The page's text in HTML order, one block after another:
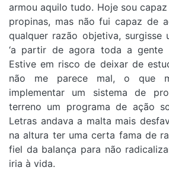
armou aquilo tudo. Hoje sou
propinas, mas não fui capaz de
qualquer razão objetiva, surgisse
‘a partir de agora toda a gente
Estive em risco de deixar de
não me parece mal, o que
implementar um sistema de
terreno um programa de ação
Letras andava a malta mais
na altura ter uma certa fama de
fiel da balança para não
iria à vida.